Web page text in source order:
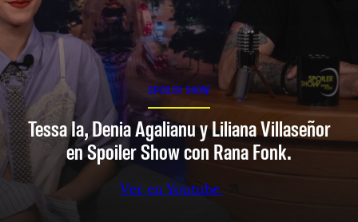
SPOILER SHOW
Tessa Ia, Denia Agalianu y Liliana Villaseñor
en Spoiler Show con Rana Fonk.
Ver en Youtube